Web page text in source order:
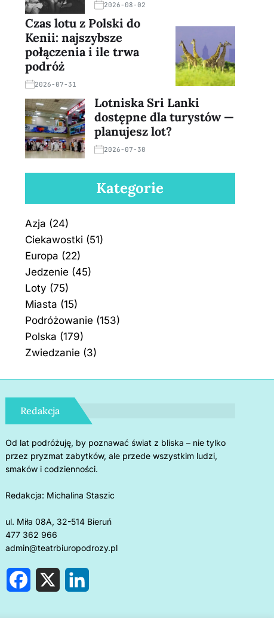
2026-08-02
Czas lotu z Polski do
Kenii: najszybsze
połączenia i ile trwa
podróż
2026-07-31
Lotniska Sri Lanki
dostępne dla turystów —
planujesz lot?
2026-07-30
Kategorie
Azja (24)
Ciekawostki (51)
Europa (22)
Jedzenie (45)
Loty (75)
Miasta (15)
Podróżowanie (153)
Polska (179)
Zwiedzanie (3)
Redakcja
Od lat podróżuję, by poznawać świat z bliska – nie tylko
przez pryzmat zabytków, ale przede wszystkim ludzi,
smaków i codzienności.
Redakcja: Michalina Staszic
ul. Miła 08A, 32-514 Bieruń
477 362 966
admin@teatrbiuropodrozy.pl
X